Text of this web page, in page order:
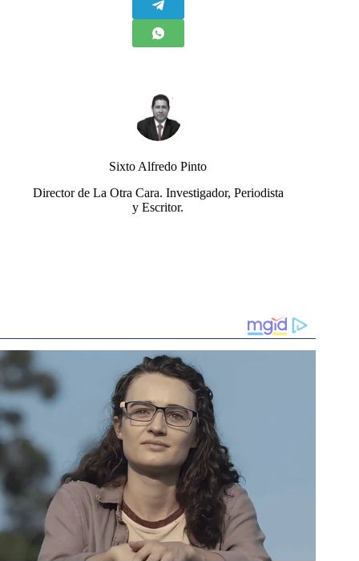
Sixto Alfredo Pinto
Director de La Otra Cara. Investigador, Periodista
y Escritor.